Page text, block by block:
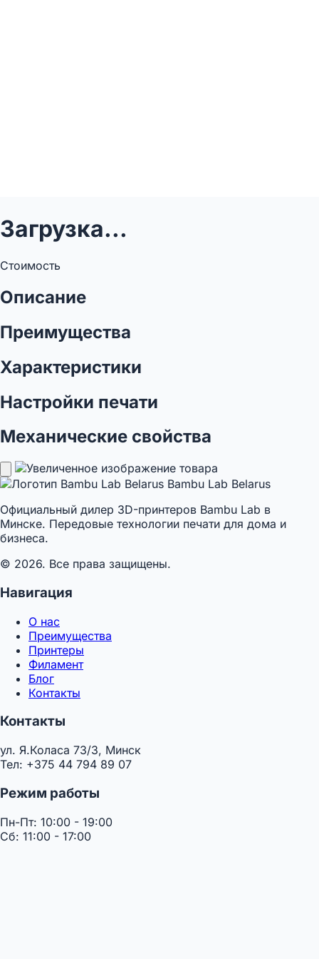
Загрузка...
Стоимость
Описание
Преимущества
Характеристики
Настройки печати
Механические свойства
Bambu Lab Belarus
Официальный дилер 3D-принтеров Bambu Lab в
Минске. Передовые технологии печати для дома и
бизнеса.
© 2026. Все права защищены.
Навигация
О нас
Преимущества
Принтеры
Филамент
Блог
Контакты
Контакты
ул. Я.Коласа 73/3, Минск
Тел: +375 44 794 89 07
Режим работы
Пн-Пт: 10:00 - 19:00
Сб: 11:00 - 17:00